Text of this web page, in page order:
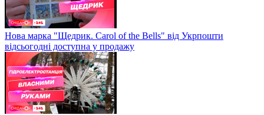
Нова марка "Щедрик. Carol of the Bells" від Укрпошти
відсьогодні доступна у продажу